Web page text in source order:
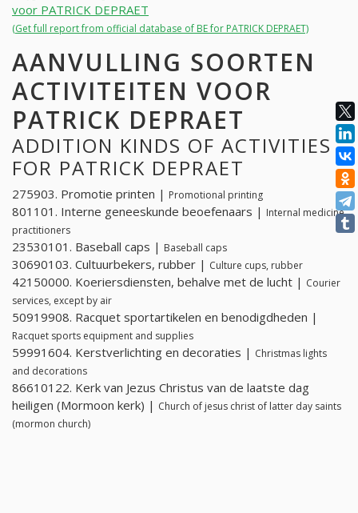
voor PATRICK DEPRAET
(Get full report from official database of BE for PATRICK DEPRAET)
AANVULLING SOORTEN
ACTIVITEITEN VOOR
PATRICK DEPRAET
ADDITION KINDS OF ACTIVITIES
FOR PATRICK DEPRAET
275903. Promotie printen | Promotional printing
801101. Interne geneeskunde beoefenaars | Internal medicine
practitioners
23530101. Baseball caps | Baseball caps
30690103. Cultuurbekers, rubber | Culture cups, rubber
42150000. Koeriersdiensten, behalve met de lucht | Courier
services, except by air
50919908. Racquet sportartikelen en benodigdheden |
Racquet sports equipment and supplies
59991604. Kerstverlichting en decoraties | Christmas lights
and decorations
86610122. Kerk van Jezus Christus van de laatste dag
heiligen (Mormoon kerk) | Church of jesus christ of latter day saints
(mormon church)